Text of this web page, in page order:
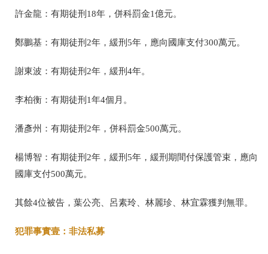
許金龍：有期徒刑18年，併科罰金1億元。
鄭鵬基：有期徒刑2年，緩刑5年，應向國庫支付300萬元。
謝東波：有期徒刑2年，緩刑4年。
李柏衡：有期徒刑1年4個月。
潘彥州：有期徒刑2年，併科罰金500萬元。
楊博智：有期徒刑2年，緩刑5年，緩刑期間付保護管束，應向
國庫支付500萬元。
其餘4位被告，葉公亮、呂素玲、林麗珍、林宜霖獲判無罪。
犯罪事實壹：非法私募